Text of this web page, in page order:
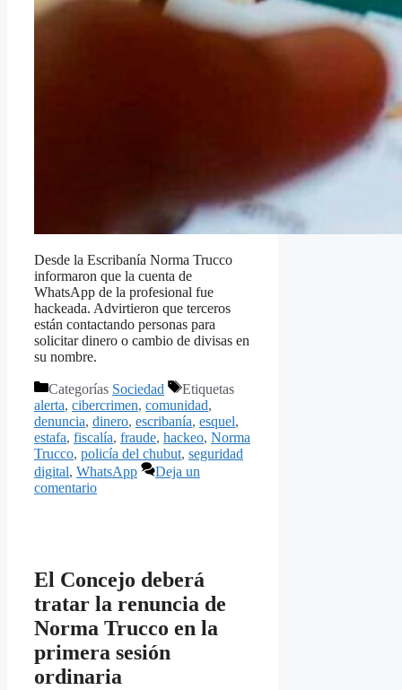
Desde la Escribanía Norma Trucco
informaron que la cuenta de
WhatsApp de la profesional fue
hackeada. Advirtieron que terceros
están contactando personas para
solicitar dinero o cambio de divisas en
su nombre.
Categorías Sociedad
Etiquetas
alerta, cibercrimen, comunidad,
denuncia, dinero, escribanía, esquel,
estafa, fiscalía, fraude, hackeo, Norma
Trucco, policía del chubut, seguridad
digital, WhatsApp
Deja un
comentario
El Concejo deberá
tratar la renuncia de
Norma Trucco en la
primera sesión
ordinaria